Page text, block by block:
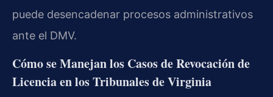
puede desencadenar procesos administrativos
ante el DMV.
Cómo se Manejan los Casos de Revocación de
Licencia en los Tribunales de Virginia